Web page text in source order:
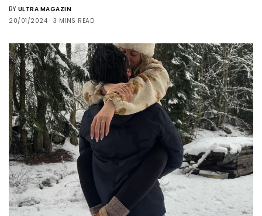
BY ULTRA MAGAZIN
20/01/2024
3 MINS READ